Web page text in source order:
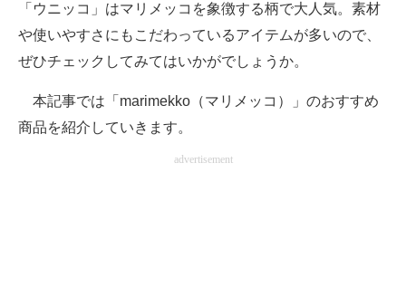
好きが集まる 比べて選べる
「ウニッコ」はマリメッコを象徴する柄で大人気。素材
や使いやすさにもこだわっているアイテムが多いので、
ぜひチェックしてみてはいかがでしょうか。
本記事では「marimekko（マリメッコ）」のおすすめ
商品を紹介していきます。
advertisement